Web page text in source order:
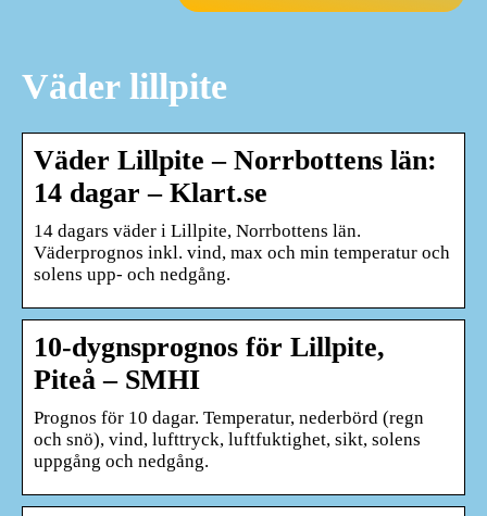
Väder lillpite
Väder Lillpite – Norrbottens län:
14 dagar – Klart.se
14 dagars väder i Lillpite, Norrbottens län.
Väderprognos inkl. vind, max och min temperatur och
solens upp- och nedgång.
10-dygnsprognos för Lillpite,
Piteå – SMHI
Prognos för 10 dagar. Temperatur, nederbörd (regn
och snö), vind, lufttryck, luftfuktighet, sikt, solens
uppgång och nedgång.